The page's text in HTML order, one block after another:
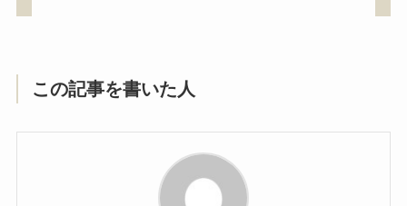
この記事を書いた人